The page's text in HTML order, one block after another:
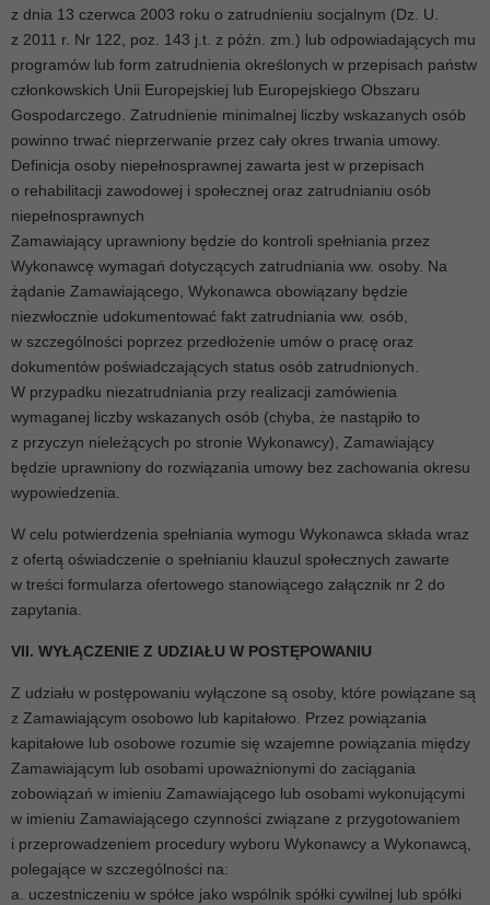
z dnia 13 czerwca 2003 roku o zatrudnieniu socjalnym (Dz. U.
z 2011 r. Nr 122, poz. 143 j.t. z późn. zm.) lub odpowiadających mu
programów lub form zatrudnienia określonych w przepisach państw
członkowskich Unii Europejskiej lub Europejskiego Obszaru
Gospodarczego. Zatrudnienie minimalnej liczby wskazanych osób
powinno trwać nieprzerwanie przez cały okres trwania umowy.
Definicja osoby niepełnosprawnej zawarta jest w przepisach
o rehabilitacji zawodowej i społecznej oraz zatrudnianiu osób
niepełnosprawnych
Zamawiający uprawniony będzie do kontroli spełniania przez
Wykonawcę wymagań dotyczących zatrudniania ww. osoby. Na
żądanie Zamawiającego, Wykonawca obowiązany będzie
niezwłocznie udokumentować fakt zatrudniania ww. osób,
w szczególności poprzez przedłożenie umów o pracę oraz
dokumentów poświadczających status osób zatrudnionych.
W przypadku niezatrudniania przy realizacji zamówienia
wymaganej liczby wskazanych osób (chyba, że nastąpiło to
z przyczyn nieleżących po stronie Wykonawcy), Zamawiający
będzie uprawniony do rozwiązania umowy bez zachowania okresu
wypowiedzenia.
W celu potwierdzenia spełniania wymogu Wykonawca składa wraz
z ofertą oświadczenie o spełnianiu klauzul społecznych zawarte
w treści formularza ofertowego stanowiącego załącznik nr 2 do
zapytania.
VII. WYŁĄCZENIE Z UDZIAŁU W POSTĘPOWANIU
Z udziału w postępowaniu wyłączone są osoby, które powiązane są
z Zamawiającym osobowo lub kapitałowo. Przez powiązania
kapitałowe lub osobowe rozumie się wzajemne powiązania między
Zamawiającym lub osobami upoważnionymi do zaciągania
zobowiązań w imieniu Zamawiającego lub osobami wykonującymi
w imieniu Zamawiającego czynności związane z przygotowaniem
i przeprowadzeniem procedury wyboru Wykonawcy a Wykonawcą,
polegające w szczególności na:
a. uczestniczeniu w spółce jako wspólnik spółki cywilnej lub spółki